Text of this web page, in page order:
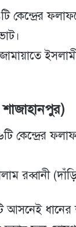
কেন্দ্রের
জামায়াতে
কেন্দ্রের
রব্বানী
ধানের